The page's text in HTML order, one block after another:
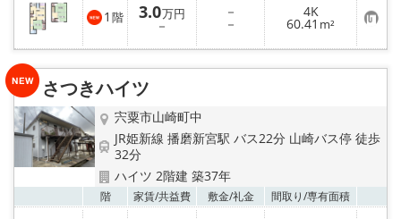
1 階 3.0万円
－
－
－
4K
60.41 m² お
気
に
り
さつきハイツ
宍粟市山崎町中
JR姫新線 播磨新宮駅 バス22分 山崎バス停 徒歩
32分
ハイツ 2階建 築37年
階 家賃/共益費 敷金/礼金 間取り/専有面積